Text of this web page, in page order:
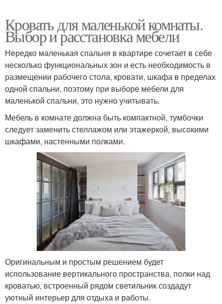
Кровать для маленькой комнаты.
Выбор и расстановка мебели
Нередко маленькая спальня в квартире сочетает в себе
несколько функциональных зон и есть необходимость в
размещении рабочего стола, кровати, шкафа в пределах
одной спальни, поэтому при выборе мебели для
маленькой спальни, это нужно учитывать.
Мебель в комнате должна быть компактной, тумбочки
следует заменить стеллажом или этажеркой, высокими
шкафами, настенными полками.
Оригинальным и простым решением будет
использование вертикального пространства, полки над
кроватью, встроенный рядом светильник создадут
уютный интерьер для отдыха и работы.